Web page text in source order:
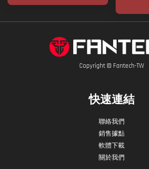
Copyright © Fantech-TW
快速連結
聯絡我們
銷售據點
軟體下載
關於我們